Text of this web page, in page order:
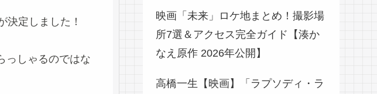
決定しました！
っしゃるのではな
映画「未来」ロケ地まとめ！撮影場
所7選＆アクセス完全ガイド【湊か
なえ原作 2026年公開】
高橋一生【映画】「ラプソディ・ラ